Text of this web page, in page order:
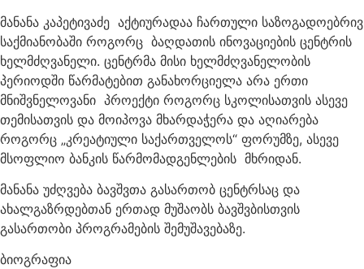
მანანა კაპეტივაძე აქტიურადაა ჩართული საზოგადოებრივ
საქმიანობაში როგორც ბაღდათის ინოვაციების ცენტრის
ხელმძღვანელი. ცენტრმა მისი ხელმძღვანელობის
პერიოდში წარმატებით განახორციელა არა ერთი
მნიშვნელოვანი პროექტი როგორც სკოლისათვის ასევე
თემისათვის და მოიპოვა მხარდაჭერა და აღიარება
როგორც „კრეატიული საქართველოს“ ფორუმზე, ასევე
მსოფლიო ბანკის წარმომადგენლების მხრიდან.
მანანა უძღვება ბავშვთა გასართობ ცენტრსაც და
ახალგაზრდებთან ერთად მუშაობს ბავშვბისთვის
გასართობი პროგრამების შემუშავებაზე.
ბიოგრაფია